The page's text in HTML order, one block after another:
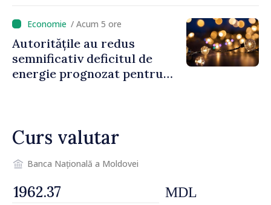
venit
/ Acum 5 ore
Autoritățile au redus
semnificativ deficitul de
energie prognozat pentru
Curs valutar
Banca Națională a Moldovei
MDL